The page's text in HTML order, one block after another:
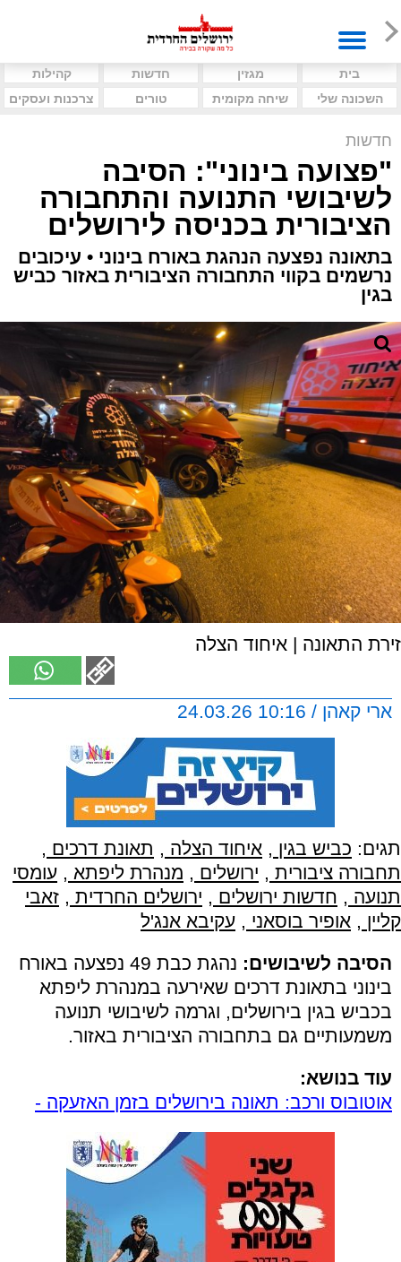
בית מגזין חדשות
קהילות
השכונה שלי
שיחה מקומית טורים צרכנות ועסקים
חדשות
"פצועה בינוני": הסיבה
לשיבושי התנועה והתחבורה
הציבורית בכניסה לירושלים
בתאונה נפצעה הנהגת באורח בינוני • עיכובים
נרשמים בקווי התחבורה הציבורית באזור כביש
בגין
זירת התאונה | איחוד הצלה
ארי קאהן / 10:16 24.03.26
תגים: כביש בגין , איחוד הצלה , תאונת דרכים ,
תחבורה ציבורית , ירושלים , מנהרת ליפתא , עומסי
תנועה , חדשות ירושלים , ירושלים החרדית , זאבי
קליין , אופיר בוסאני , עקיבא אנג'ל
הסיבה לשיבושים:
נהגת כבת 49 נפצעה באורח
בינוני בתאונת דרכים שאירעה במנהרת ליפתא
בכביש בגין בירושלים, וגרמה לשיבושי תנועה
משמעותיים גם בתחבורה הציבורית באזור.
עוד בנושא:
אוטובוס ורכב: תאונה בירושלים בזמן האזעקה -